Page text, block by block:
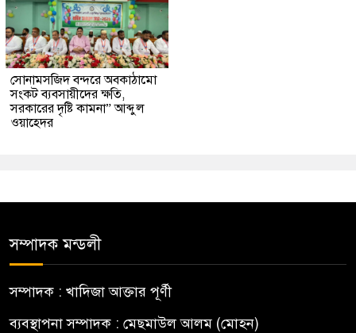
সোনামসজিদ বন্দরে অবকাঠামো
সংকট ব্যবসায়ীদের ক্ষতি,
সরকারের দৃষ্টি কামনা” আব্দুল
ওয়াহেদর
সম্পাদক মন্ডলী
সম্পাদক : খাদিজা আক্তার পূর্ণী
ব্যবস্থাপনা সম্পাদক : মেছমাউল আলম (মোহন)